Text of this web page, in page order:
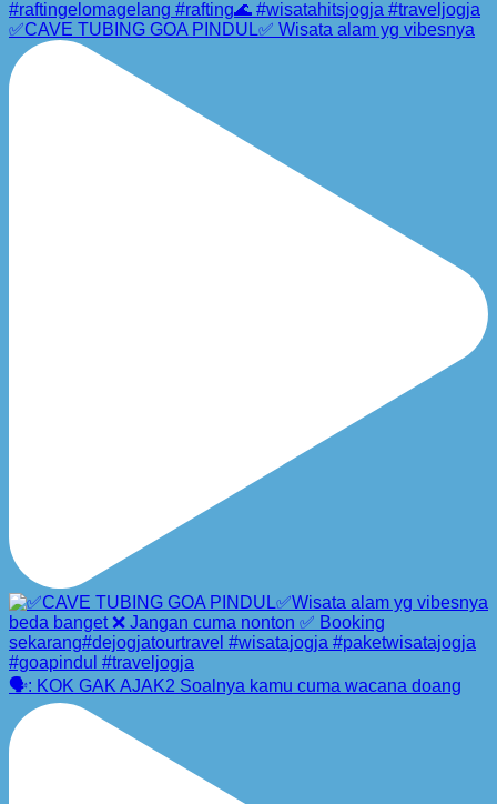
✅CAVE TUBING GOA PINDUL✅ Wisata alam yg vibesnya
🗣️: KOK GAK AJAK2 Soalnya kamu cuma wacana doang